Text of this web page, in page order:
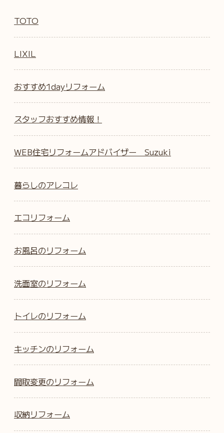
TOTO
LIXIL
おすすめ1dayリフォーム
スタッフおすすめ情報！
WEB住宅リフォームアドバイザー Suzuki
暮らしのアレコレ
エコリフォーム
お風呂のリフォーム
洗面室のリフォーム
トイレのリフォーム
キッチンのリフォーム
間取変更のリフォーム
収納リフォーム